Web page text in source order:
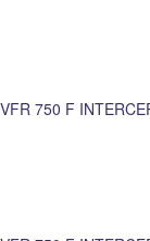
VFR 750 F